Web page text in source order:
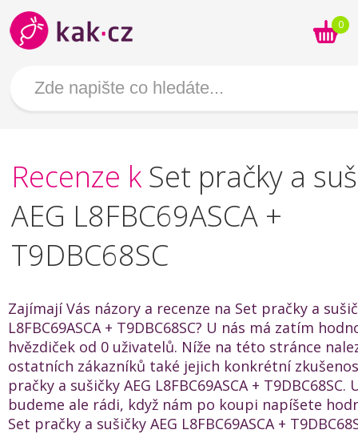
0
Recenze k Set pračky a
AEG L8FBC69ASCA +
T9DBC68SC
Zajímají Vás názory a recenze na Set pračky a
L8FBC69ASCA + T9DBC68SC? U nás má zatím
hvězdiček od 0 uživatelů. Níže na této stránce
ostatních zákazníků také jejich konkrétní
pračky a sušičky AEG L8FBC69ASCA + T9DBC68SC.
budeme ale rádi, když nám po koupi napíšete
Set pračky a sušičky AEG L8FBC69ASCA +